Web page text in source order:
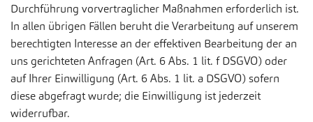
Durchführung vorvertraglicher Maßnahmen erforderlich ist.
In allen übrigen Fällen beruht die Verarbeitung auf unserem
berechtigten Interesse an der effektiven Bearbeitung der an
uns gerichteten Anfragen (Art. 6 Abs. 1 lit. f DSGVO) oder
auf Ihrer Einwilligung (Art. 6 Abs. 1 lit. a DSGVO) sofern
diese abgefragt wurde; die Einwilligung ist jederzeit
widerrufbar.